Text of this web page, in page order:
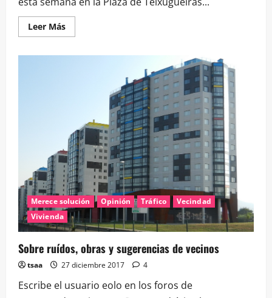
Leer MásLeer
más
Merece solución Opinión Tráfico
Vecindad
Vivienda
Sobre ruídos, obras y sugerencias de vecinos
tsaa 27 diciembre 2017 4
Escribe el usuario eolo en los foros de